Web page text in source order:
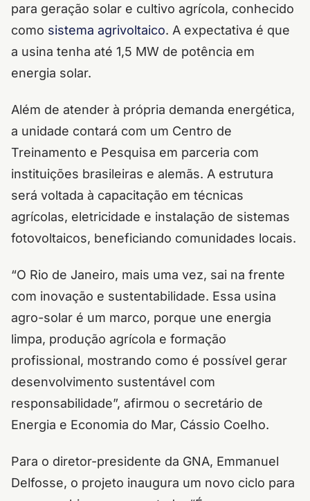
para geração solar e cultivo agrícola, conhecido
como sistema agrivoltaico. A expectativa é que
a usina tenha até 1,5 MW de potência em
energia solar.
Além de atender à própria demanda energética,
a unidade contará com um Centro de
Treinamento e Pesquisa em parceria com
instituições brasileiras e alemãs. A estrutura
será voltada à capacitação em técnicas
agrícolas, eletricidade e instalação de sistemas
fotovoltaicos, beneficiando comunidades locais.
“O Rio de Janeiro, mais uma vez, sai na frente
com inovação e sustentabilidade. Essa usina
agro-solar é um marco, porque une energia
limpa, produção agrícola e formação
profissional, mostrando como é possível gerar
desenvolvimento sustentável com
responsabilidade”, afirmou o secretário de
Energia e Economia do Mar, Cássio Coelho.
Para o diretor-presidente da GNA, Emmanuel
Delfosse, o projeto inaugura um novo ciclo para